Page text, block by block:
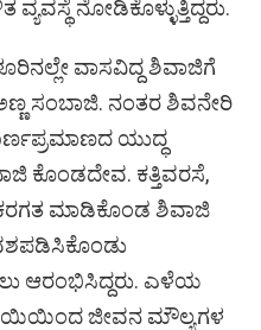
ನೋಡಿಕೊಳ್ಳುತ್ತಿದ್ದರು.
ವಾಸವಿದ್ದ ಶಿವಾಜಿಗೆ
ಸಂಬಾಜಿ. ನಂತರ ಶಿವನೇರಿ
ಯುದ್ಧ
ಕೊಂಡದೇವ. ಕತ್ತಿವರಸೆ,
ಕರಗತ ಮಾಡಿಕೊಂಡ ಶಿವಾಜಿ
ಆರಂಭಿಸಿದ್ದರು. ಎಳೆಯ
ಜೀವನ ಮೌಲ್ಯಗಳ